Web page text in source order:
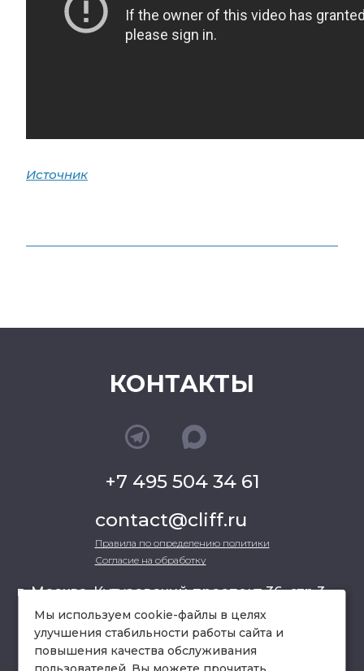
Источник
КОНТАКТЫ
+7 495 504 34 61
contact@cliff.ru
Правила по определению политики
Согласие на обработку
г. Москва, Кутузовский проспект 36, стр.3 ,
офис 301
схема проезда
Мы используем cookie-файлы в целях
улучшения стабильности работы сайта и
повышения качества обслуживания